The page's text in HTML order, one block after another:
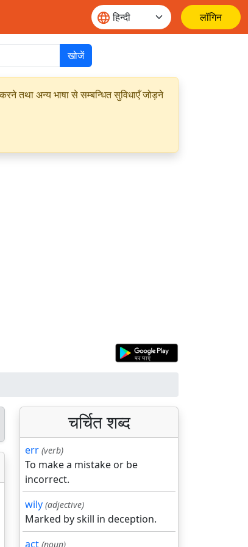
लॉगिन
खोजें
तथा अन्य भाषा से सम्बन्धित सुविधाएँ जोड़ने
चर्चित शब्द
err (verb)
To make a mistake or be
incorrect.
wily (adjective)
Marked by skill in deception.
act (noun)